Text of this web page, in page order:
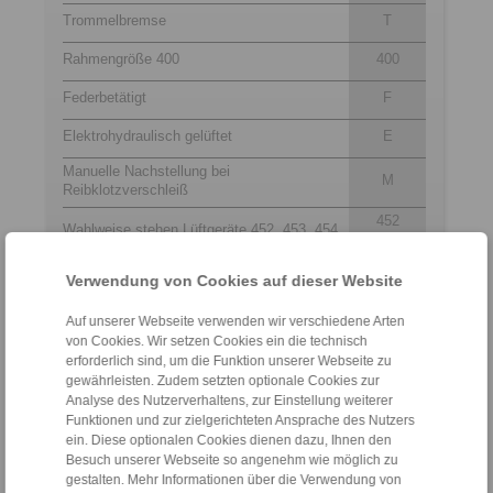
Verwendung von Cookies auf dieser Website
Auf unserer Webseite verwenden wir verschiedene Arten
von Cookies. Wir setzen Cookies ein die technisch
erforderlich sind, um die Funktion unserer Webseite zu
gewährleisten. Zudem setzten optionale Cookies zur
Analyse des Nutzerverhaltens, zur Einstellung weiterer
Funktionen und zur zielgerichteten Ansprache des Nutzers
ein. Diese optionalen Cookies dienen dazu, Ihnen den
Besuch unserer Webseite so angenehm wie möglich zu
gestalten. Mehr Informationen über die Verwendung von
Trommelbremse T
Rahmengröße 400 400
Federbetätigt F
Elektrohydraulisch gelüftet E
Manuelle Nachstellung bei
Reibklotzverschleiß
M
Wahlweise stehen Lüftgeräte 452, 453, 454
452
Material: Guss
Kontakt
Hotline Vertrieb:
+43 2635 62446
info@ringspann.at